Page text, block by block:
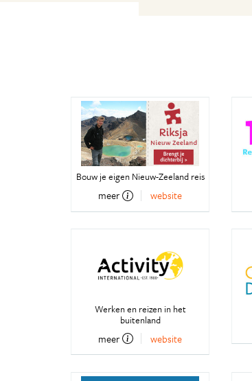
Bouw je eigen Nieuw-Zeeland reis
meer website
Werken en reizen in het
buitenland
meer website